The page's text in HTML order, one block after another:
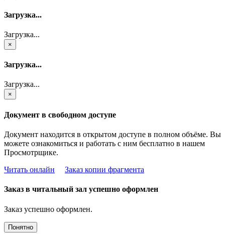
Загрузка...
Загрузка...
×
Загрузка...
Загрузка...
×
Документ в свободном доступе
Документ находится в открытом доступе в полном объёме. Вы
можете ознакомиться и работать с ним бесплатно в нашем
Просмотрщике.
Читать онлайн
Заказ копии фрагмента
Заказ в читальный зал успешно оформлен
Заказ успешно оформлен.
Понятно